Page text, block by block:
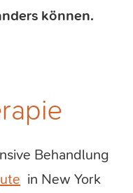
können.
Behandlung
in New York